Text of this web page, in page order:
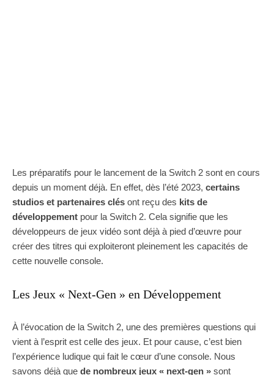
Les préparatifs pour le lancement de la Switch 2 sont en cours
depuis un moment déjà. En effet, dès l’été 2023, certains
studios et partenaires clés ont reçu des kits de
développement pour la Switch 2. Cela signifie que les
développeurs de jeux vidéo sont déjà à pied d’œuvre pour
créer des titres qui exploiteront pleinement les capacités de
cette nouvelle console.
Les Jeux « Next-Gen » en Développement
À l’évocation de la Switch 2, une des premières questions qui
vient à l’esprit est celle des jeux. Et pour cause, c’est bien
l’expérience ludique qui fait le cœur d’une console. Nous
savons déjà que de nombreux jeux « next-gen » sont